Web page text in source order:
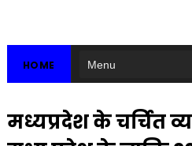
HOME
मध्यप्रदेश के चर्चित